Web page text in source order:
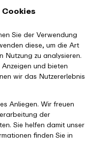
Sie der Verwendung
diese, um die Art
Nutzung zu analysieren.
und bieten
wir das Nutzererlebnis
Anliegen. Wir freuen
der
Sie helfen damit unser
finden Sie in
Baustellen im
Leichte